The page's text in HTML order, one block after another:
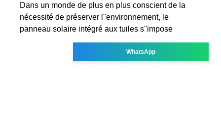
Dans un monde de plus en plus conscient de la
nécessité de préserver l''environnement, le
panneau solaire intégré aux tuiles s''impose
WhatsApp